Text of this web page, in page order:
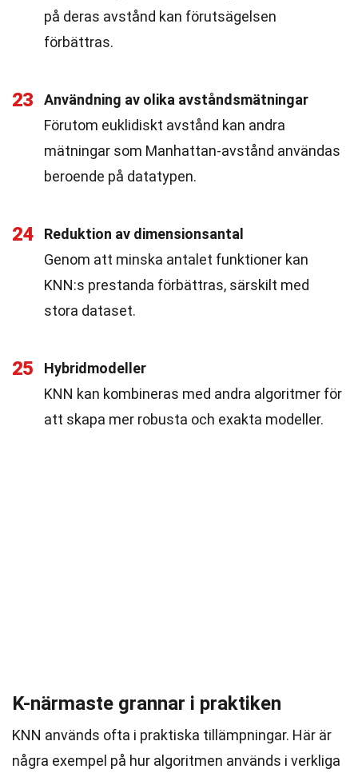
på deras avstånd kan förutsägelsen
förbättras.
23
Användning av olika avståndsmätningar
Förutom euklidiskt avstånd kan andra
mätningar som Manhattan-avstånd användas
beroende på datatypen.
24
Reduktion av dimensionsantal
Genom att minska antalet funktioner kan
KNN:s prestanda förbättras, särskilt med
stora dataset.
25
Hybridmodeller
KNN kan kombineras med andra algoritmer för
att skapa mer robusta och exakta modeller.
K-närmaste grannar i praktiken
KNN används ofta i praktiska tillämpningar. Här är
några exempel på hur algoritmen används i verkliga